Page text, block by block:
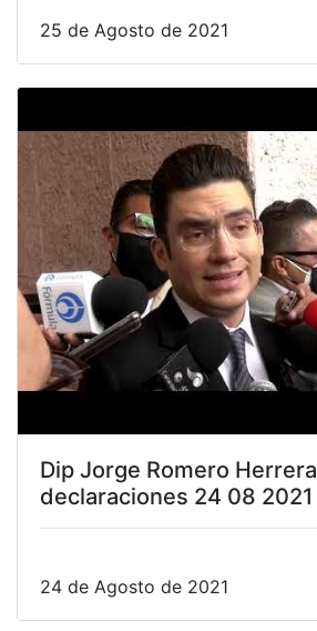
25 de Agosto de 2021
Dip Jorge Romero Herrera
declaraciones 24 08 2021
24 de Agosto de 2021